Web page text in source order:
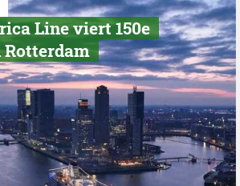
Line viert 150e